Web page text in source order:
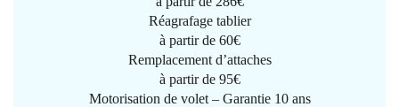
Réagrafage tablier
à partir de 60€
Remplacement d’attaches
à partir de 95€
Motorisation de volet – Garantie 10 ans